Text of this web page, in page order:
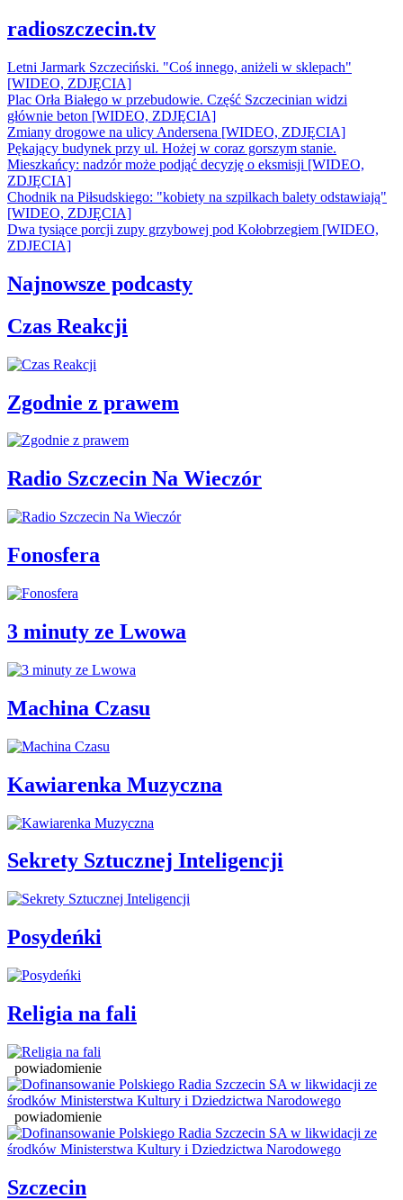
radioszczecin.tv
Letni Jarmark Szczeciński. "Coś innego, aniżeli w sklepach"
[WIDEO, ZDJĘCIA]
Plac Orła Białego w przebudowie. Część Szczecinian widzi
głównie beton [WIDEO, ZDJĘCIA]
Zmiany drogowe na ulicy Andersena [WIDEO, ZDJĘCIA]
Pękający budynek przy ul. Hożej w coraz gorszym stanie.
Mieszkańcy: nadzór może podjąć decyzję o eksmisji [WIDEO,
ZDJĘCIA]
Chodnik na Piłsudskiego: "kobiety na szpilkach balety odstawiają"
[WIDEO, ZDJĘCIA]
Dwa tysiące porcji zupy grzybowej pod Kołobrzegiem [WIDEO,
ZDJECIA]
Najnowsze podcasty
Czas Reakcji
Zgodnie z prawem
Radio Szczecin Na Wieczór
Fonosfera
3 minuty ze Lwowa
Machina Czasu
Kawiarenka Muzyczna
Sekrety Sztucznej Inteligencji
Posydeńki
Religia na fali
powiadomienie
powiadomienie
Szczecin